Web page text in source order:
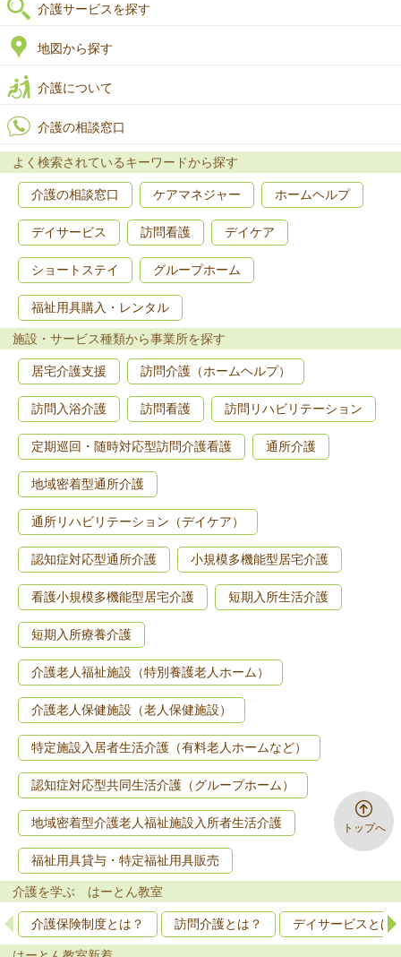
トップへ
介護サービスを探す
地図から探す
介護について
介護の相談窓口
よく検索されているキーワードから探す
介護の相談窓口 ケアマネジャー ホームヘルプ
デイサービス 訪問看護 デイケア
ショートステイ グループホーム
福祉用具購入・レンタル
施設・サービス種類から事業所を探す
居宅介護支援 訪問介護（ホームヘルプ）
訪問入浴介護 訪問看護 訪問リハビリテーション
定期巡回・随時対応型訪問介護看護 通所介護
地域密着型通所介護
通所リハビリテーション（デイケア）
認知症対応型通所介護 小規模多機能型居宅介護
看護小規模多機能型居宅介護 短期入所生活介護
短期入所療養介護
介護老人福祉施設（特別養護老人ホーム）
介護老人保健施設（老人保健施設）
特定施設入居者生活介護（有料老人ホームなど）
認知症対応型共同生活介護（グループホーム）
地域密着型介護老人福祉施設入所者生活介護
福祉用具貸与・特定福祉用具販売
介護を学ぶ はーとん教室
介護保険制度とは？ 訪問介護とは？ デイサービスとは